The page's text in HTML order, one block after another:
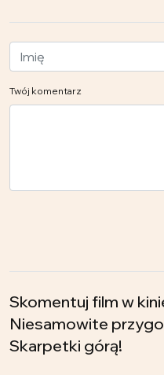
Twój komentarz
Skomentuj film w
Niesamowite
Skarpetki górą!